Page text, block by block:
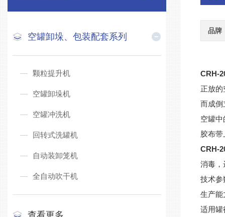
空罐卸垛、包装配套系列
颗粒提升机
空罐卸垛机
空罐冲洗机
回转式洗罐机
自动装卸笼机
全自动吹干机
查看更多
品牌
CRH-
正放
而成倒
空罐
胶布
CRH-
消毒，
技术参
生产能
适用罐